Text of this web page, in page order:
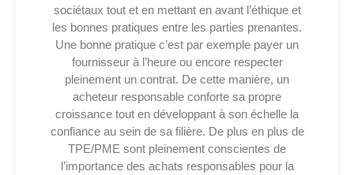
sociétaux tout et en mettant en avant l’éthique et
les bonnes pratiques entre les parties prenantes.
Une bonne pratique c’est par exemple payer un
fournisseur à l’heure ou encore respecter
pleinement un contrat. De cette manière, un
acheteur responsable conforte sa propre
croissance tout en développant à son échelle la
confiance au sein de sa filière. De plus en plus de
TPE/PME sont pleinement conscientes de
l’importance des achats responsables pour la